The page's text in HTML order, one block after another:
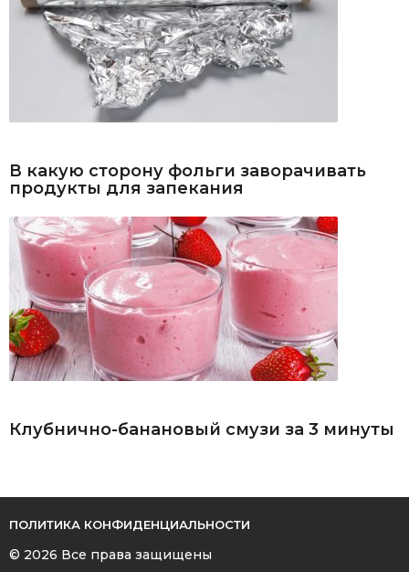
В какую сторону фольги заворачивать
продукты для запекания
Клубнично-банановый смузи за 3 минуты
ПОЛИТИКА КОНФИДЕНЦИАЛЬНОСТИ
© 2026 Все права защищены